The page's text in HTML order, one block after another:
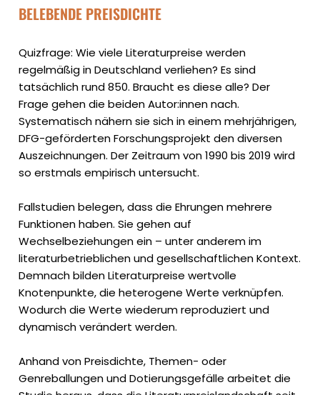
BELEBENDE PREISDICHTE
Quizfrage: Wie viele Literaturpreise werden
regelmäßig in Deutschland verliehen? Es sind
tatsächlich rund 850. Braucht es diese alle? Der
Frage gehen die beiden Autor:innen nach.
Systematisch nähern sie sich in einem mehrjährigen,
DFG-geförderten Forschungsprojekt den diversen
Auszeichnungen. Der Zeitraum von 1990 bis 2019 wird
so erstmals empirisch untersucht.
Fallstudien belegen, dass die Ehrungen mehrere
Funktionen haben. Sie gehen auf
Wechselbeziehungen ein – unter anderem im
literaturbetrieblichen und gesellschaftlichen Kontext.
Demnach bilden Literaturpreise wertvolle
Knotenpunkte, die heterogene Werte verknüpfen.
Wodurch die Werte wiederum reproduziert und
dynamisch verändert werden.
Anhand von Preisdichte, Themen- oder
Genreballungen und Dotierungsgefälle arbeitet die